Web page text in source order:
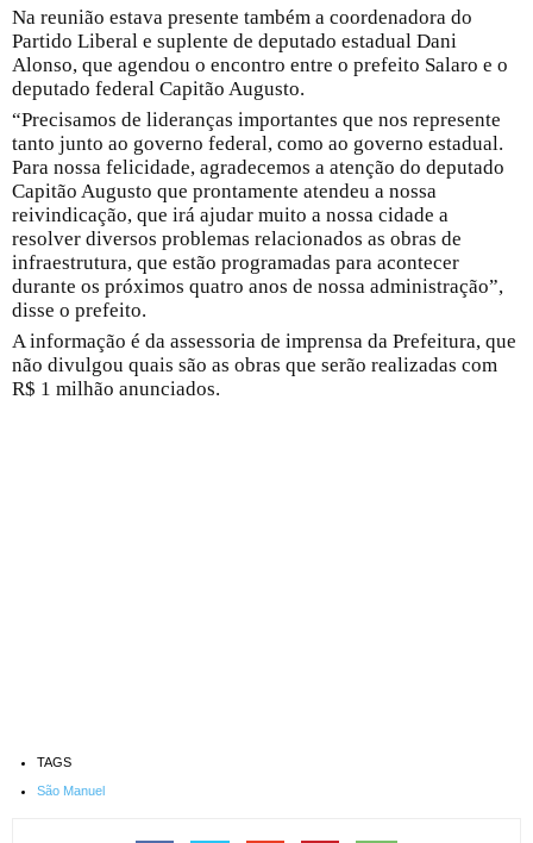
Na reunião estava presente também a coordenadora do
Partido Liberal e suplente de deputado estadual Dani
Alonso, que agendou o encontro entre o prefeito Salaro e o
deputado federal Capitão Augusto.
“Precisamos de lideranças importantes que nos represente
tanto junto ao governo federal, como ao governo estadual.
Para nossa felicidade, agradecemos a atenção do deputado
Capitão Augusto que prontamente atendeu a nossa
reivindicação, que irá ajudar muito a nossa cidade a
resolver diversos problemas relacionados as obras de
infraestrutura, que estão programadas para acontecer
durante os próximos quatro anos de nossa administração”,
disse o prefeito.
A informação é da assessoria de imprensa da Prefeitura, que
não divulgou quais são as obras que serão realizadas com
R$ 1 milhão anunciados.
TAGS
São Manuel